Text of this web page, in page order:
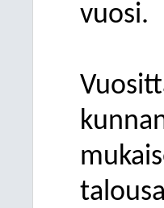
vuosi.